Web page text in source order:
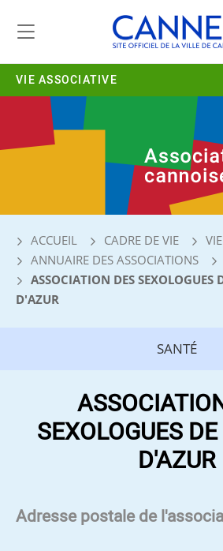
VIE ASSOCIATIVE
ACCUEIL CADRE DE VIE
ANNUAIRE DES ASSOCIATIONS
ASSOCIATION DES SEXOLOGUES
D'AZUR
SANTÉ
SEXOLOGUES
D'AZUR
Adresse postale de